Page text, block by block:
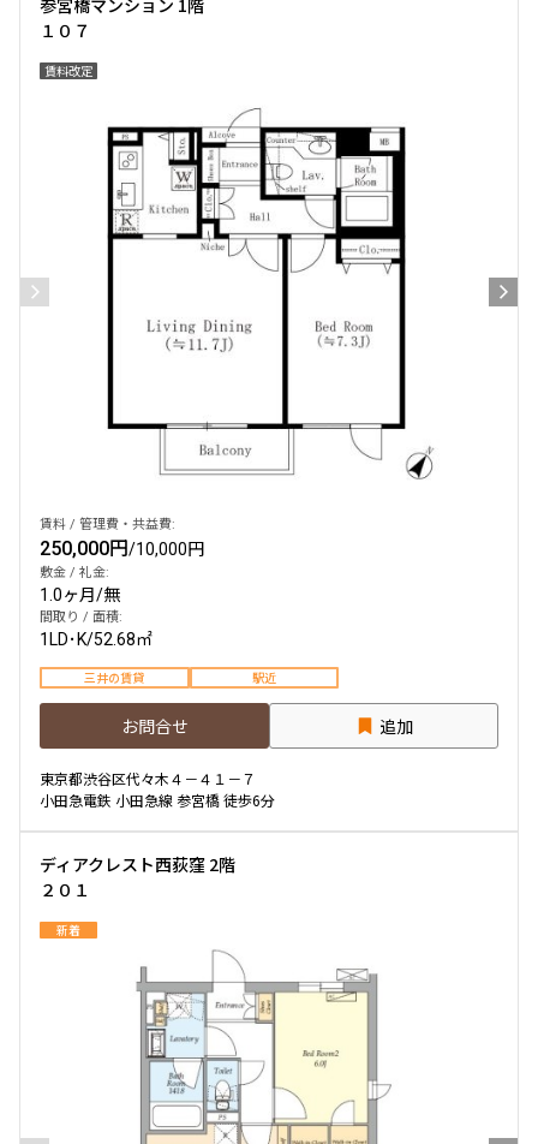
１０７
賃料改定
賃料 / 管理費・共益費:
250,000円/10,000円
敷金 / 礼金:
1.0ヶ月/無
間取り / 面積:
1LD･K/52.68㎡
三井の賃貸 駅近
お問合せ 追加
東京都渋谷区代々木４－４１－７
小田急電鉄 小田急線 参宮橋 徒歩6分
ディアクレスト西荻窪 2階
２０１
新着